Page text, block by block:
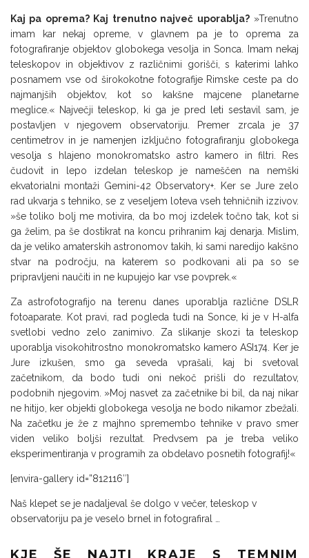
Kaj pa oprema? Kaj trenutno največ uporablja?»Trenutno
imam kar nekaj opreme, v glavnem pa je to oprema za
fotografiranje objektov globokega vesolja in Sonca. Imam nekaj
teleskopov in objektivov z različnimi gorišči, s katerimi lahko
posnamem vse od širokokotne fotografije Rimske ceste pa do
najmanjših objektov, kot so kakšne majcene planetarne
meglice.« Največji teleskop, ki ga je pred leti sestavil sam, je
postavljen v njegovem observatoriju. Premer zrcala je 37
centimetrov in je namenjen izključno fotografiranju globokega
vesolja s hlajeno monokromatsko astro kamero in filtri. Res
čudovit in lepo izdelan teleskop je nameščen na nemški
ekvatorialni montaži Gemini-42 Observatory+. Ker se Jure zelo
rad ukvarja s tehniko, se z veseljem loteva vseh tehničnih izzivov.
»še toliko bolj me motivira, da bo moj izdelek točno tak, kot si
ga želim, pa še dostikrat na koncu prihranim kaj denarja. Mislim,
da je veliko amaterskih astronomov takih, ki sami naredijo kakšno
stvar na področju, na katerem so podkovani ali pa so se
pripravljeni naučiti in ne kupujejo kar vse povprek.«
Za astrofotografijo na terenu danes uporablja različne DSLR
fotoaparate. Kot pravi, rad pogleda tudi na Sonce, ki je v H-alfa
svetlobi vedno zelo zanimivo. Za slikanje skozi ta teleskop
uporablja visokohitrostno monokromatsko kamero ASI174. Ker je
Jure izkušen, smo ga seveda vprašali, kaj bi svetoval
začetnikom, da bodo tudi oni nekoč prišli do rezultatov,
podobnih njegovim. »Moj nasvet za začetnike bi bil, da naj nikar
ne hitijo, ker objekti globokega vesolja ne bodo nikamor zbežali.
Na začetku je že z majhno spremembo tehnike v pravo smer
viden veliko boljši rezultat. Predvsem pa je treba veliko
eksperimentiranja v programih za obdelavo posnetih fotografij!«
[envira-gallery id=”812116″]
Naš klepet se je nadaljeval še dolgo v večer, teleskop v
observatoriju pa je veselo brnel in fotografiral …
KJE ŠE NAJTI KRAJE S TEMNIM